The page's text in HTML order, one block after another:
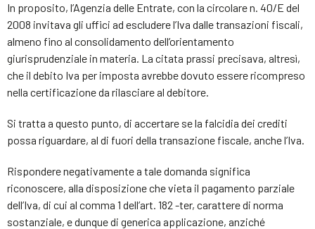
In proposito, l’Agenzia delle Entrate, con la circolare n. 40/E del
2008 invitava gli uffici ad escludere l’Iva dalle transazioni fiscali,
almeno fino al consolidamento dell’orientamento
giurisprudenziale in materia. La citata prassi precisava, altresì,
che il debito Iva per imposta avrebbe dovuto essere ricompreso
nella certificazione da rilasciare al debitore.
Si tratta a questo punto, di accertare se la falcidia dei crediti
possa riguardare, al di fuori della transazione fiscale, anche l’Iva.
Rispondere negativamente a tale domanda significa
riconoscere, alla disposizione che vieta il pagamento parziale
dell’Iva, di cui al comma 1 dell’art. 182 -ter, carattere di norma
sostanziale, e dunque di generica applicazione, anziché